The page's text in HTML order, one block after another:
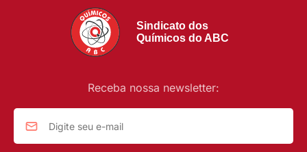
Sindicato dos
Químicos do ABC
Receba nossa newsletter: